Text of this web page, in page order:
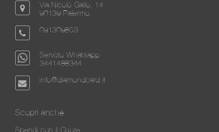
Via Nicolò Gallo, 14
90139 Palermo
091309853
Servizio Whatsapp
3441488344
info@diamondcard.it
Scopri anche
Spendi con il Cuore